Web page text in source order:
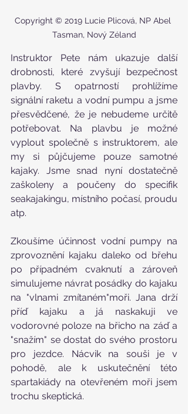
Copyright © 2019 Lucie Plicová, NP Abel
Tasman, Nový Zéland
Instruktor Pete nám ukazuje další
drobnosti, které zvyšují bezpečnost
plavby. S opatrností prohlížíme
signální raketu a vodní pumpu a jsme
přesvědčené, že je nebudeme určitě
potřebovat. Na plavbu je možné
vyplout společně s instruktorem, ale
my si půjčujeme pouze samotné
kajaky. Jsme snad nyní dostatečně
zaškoleny a poučeny do specifik
seakajakingu, místního počasí, proudu
atp.
Zkoušíme účinnost vodní pumpy na
zprovoznění kajaku daleko od břehu
po případném cvaknutí a zároveň
simulujeme návrat posádky do kajaku
na "vlnami zmítaném"moři. Jana drží
příď kajaku a já naskakuji ve
vodorovné poloze na břicho na záď a
"snažím" se dostat do svého prostoru
pro jezdce. Nácvik na souši je v
pohodě, ale k uskutečnění této
spartakiády na otevřeném moři jsem
trochu skeptická.